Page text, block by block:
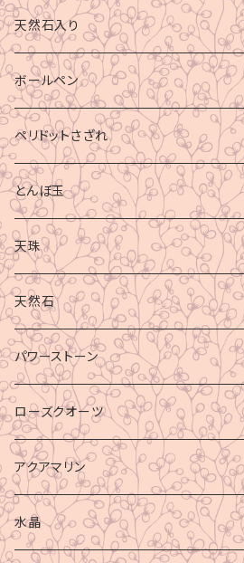
天然石入り
ボールペン
ペリドットさざれ
とんぼ玉
天珠
天然石
パワーストーン
ローズクオーツ
アクアマリン
水晶